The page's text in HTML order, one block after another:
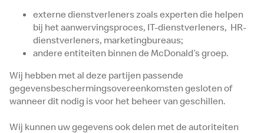
externe dienstverleners zoals experten die helpen
bij het aanwervingsproces, IT-dienstverleners, HR-
dienstverleners, marketingbureaus;
andere entiteiten binnen de McDonald’s groep.
Wij hebben met al deze partijen passende
gegevensbeschermingsovereenkomsten gesloten of
wanneer dit nodig is voor het beheer van geschillen.
Wij kunnen uw gegevens ook delen met de autoriteiten